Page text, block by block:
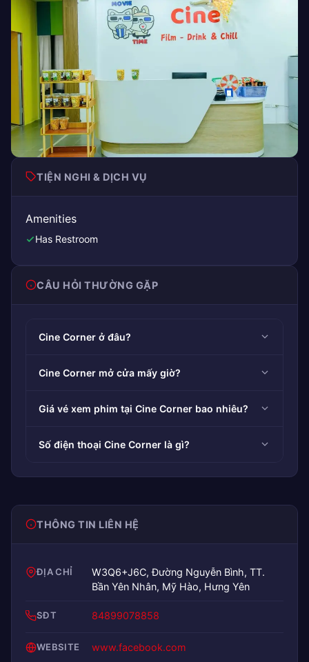
TIỆN NGHI & DỊCH VỤ
Amenities
Has Restroom
CÂU HỎI THƯỜNG GẶP
Cine Corner ở đâu?
Cine Corner mở cửa mấy giờ?
Giá vé xem phim tại Cine Corner bao nhiêu?
Số điện thoại Cine Corner là gì?
THÔNG TIN LIÊN HỆ
ĐỊA CHỈ
W3Q6+J6C, Đường Nguyễn Bình, TT.
Bần Yên Nhân, Mỹ Hào, Hưng Yên
SĐT 84899078858
WEBSITE www.facebook.com